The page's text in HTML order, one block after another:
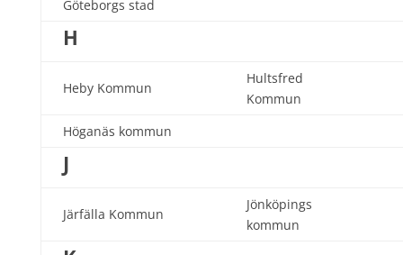
Göteborgs stad
H
Heby Kommun
Hultsfred
Kommun
Höganäs kommun
J
Järfälla Kommun
Jönköpings
kommun